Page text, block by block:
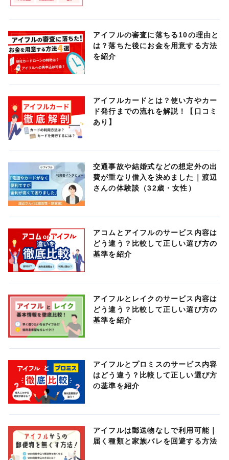
アイフルの審査に落ちる10の理由と
は？落ちた後にお金を用意する方法
を紹介
アイフルカードとは？使い方やカー
ド発行までの流れを解説！【口コミ
あり】
交通事故や結婚式などの想定外の出
費が重なり借入を決めました｜渡辺
さんの体験談（32歳・女性）
アコムとアイフルのサービス内容は
どう違う？比較して正しい選び方の
基準を紹介
アイフルとレイクのサービス内容は
どう違う？比較して正しい選び方の
基準を紹介
アイフルとプロミスのサービス内容
はどう違う？比較して正しい選び方
の基準を紹介
アイフルは郵送物なしで利用可能｜
届く種類と家族バレを回避する方法